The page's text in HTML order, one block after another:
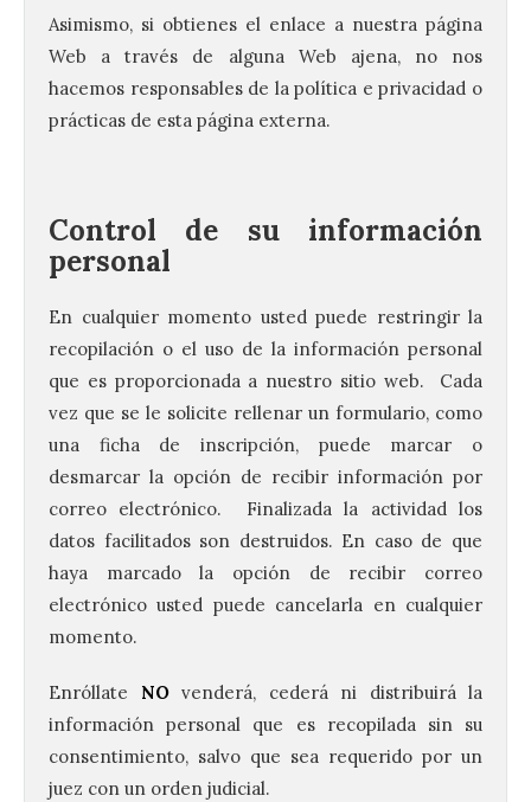
Asimismo, si obtienes el enlace a nuestra página
Web a través de alguna Web ajena, no nos
hacemos responsables de la política e privacidad o
prácticas de esta página externa.
Control de su información
personal
En cualquier momento usted puede restringir la
recopilación o el uso de la información personal
que es proporcionada a nuestro sitio web. Cada
vez que se le solicite rellenar un formulario, como
una ficha de inscripción, puede marcar o
desmarcar la opción de recibir información por
correo electrónico. Finalizada la actividad los
datos facilitados son destruidos. En caso de que
haya marcado la opción de recibir correo
electrónico usted puede cancelarla en cualquier
momento.
Enróllate NOvenderá, cederá ni distribuirá la
información personal que es recopilada sin su
consentimiento, salvo que sea requerido por un
juez con un orden judicial.